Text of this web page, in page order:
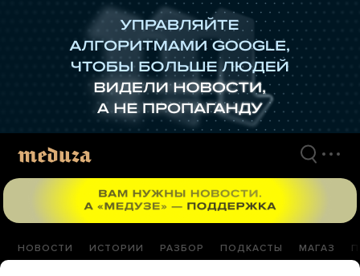
НОВОСТИ ИСТОРИИ РАЗБОР ПОДКАСТЫ МАГАЗ